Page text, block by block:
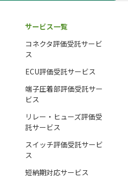
サービス一覧
コネクタ評価受託サービ
ス
ECU評価受託サービス
端子圧着部評価受託サー
ビス
リレー・ヒューズ評価受
託サービス
スイッチ評価受託サービ
ス
短納期対応サービス